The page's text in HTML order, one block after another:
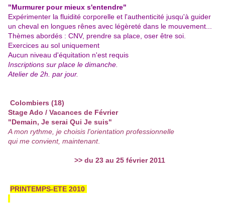
"Murmurer pour mieux s'entendre"
Expérimenter la fluidité corporelle et l'authenticité jusqu'à guider
un cheval en longues rênes avec légèreté dans le mouvement...
Thèmes abordés : CNV, prendre sa place, oser être soi.
Exercices au sol uniquement
Aucun niveau d'équitation n'est requis
Inscriptions sur place le dimanche.
Atelier de 2h. par jour.
Colombiers (18)
Stage Ado / Vacances de Février
"Demain, Je serai Qui Je suis"
A mon rythme, je choisis l'orientation professionnelle
qui me convient, maintenant.
>> du 23 au 25 février2011
PRINTEMPS-ETE 2010